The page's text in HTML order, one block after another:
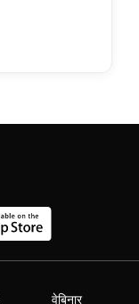
वेबिनार